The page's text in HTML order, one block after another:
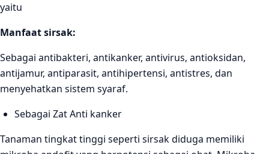
yaitu
Manfaat sirsak:
Sebagai antibakteri, antikanker, antivirus, antioksidan,
antijamur, antiparasit, antihipertensi, antistres, dan
menyehatkan sistem syaraf.
Sebagai Zat Anti kanker
Tanaman tingkat tinggi seperti sirsak diduga memiliki